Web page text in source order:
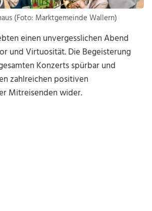
(Foto: Marktgemeinde Wallern)
einen unvergesslichen Abend
und Virtuosität. Die Begeisterung
Konzerts spürbar und
zahlreichen positiven
Mitreisenden wider.